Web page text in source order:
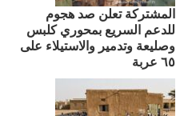
المشتركة تعلن صد هجوم
للدعم السريع بمحوري كلبس
وصليعة وتدمير والاستيلاء على
٦٥ عربة